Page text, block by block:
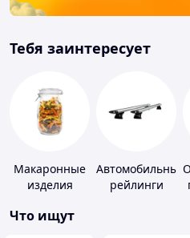
Тебя заинтересует
Макаронные
изделия
Автомобильные
рейлинги
Что ищут